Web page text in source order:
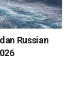
Russian